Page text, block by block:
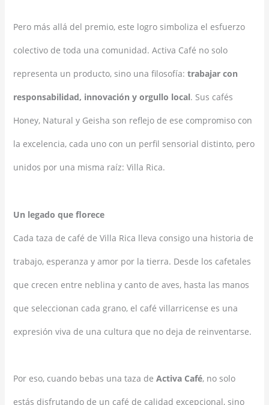
Pero más allá del premio, este logro simboliza el esfuerzo
colectivo de toda una comunidad. Activa Café no solo
representa un producto, sino una filosofía: trabajar con
responsabilidad, innovación y orgullo local. Sus cafés
Honey, Natural y Geisha son reflejo de ese compromiso con
la excelencia, cada uno con un perfil sensorial distinto, pero
unidos por una misma raíz: Villa Rica.
Un legado que florece
Cada taza de café de Villa Rica lleva consigo una historia de
trabajo, esperanza y amor por la tierra. Desde los cafetales
que crecen entre neblina y canto de aves, hasta las manos
que seleccionan cada grano, el café villarricense es una
expresión viva de una cultura que no deja de reinventarse.
Por eso, cuando bebas una taza de Activa Café, no solo
estás disfrutando de un café de calidad excepcional, sino